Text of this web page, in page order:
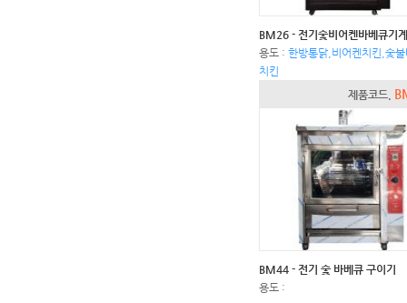
BM26 - 전기숯비어켄바베큐기계
용도 : 한방통닭,비어켄치킨,숯
치킨
제품코드.
BM44 - 전기 숯 바베큐 구이기
용도 :